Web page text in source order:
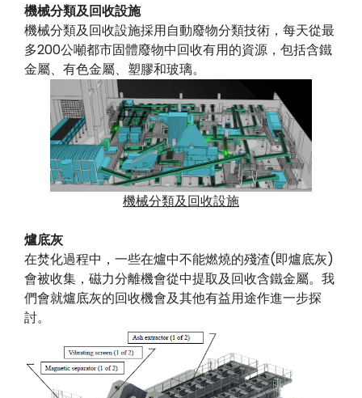
機械分類及回收設施
機械分類及回收設施採用自動廢物分類技術，每天從最
多200公噸都市固體廢物中回收有用的資源，包括含鐵
金屬、有色金屬、塑膠和玻璃。
機械分類及回收設施
爐底灰
在焚化過程中，一些在爐中不能燃燒的殘渣(即爐底灰)
會被收集，磁力分離機會從中提取及回收含鐵金屬。我
們會就爐底灰的回收機會及其他有益用途作進一步探
討。